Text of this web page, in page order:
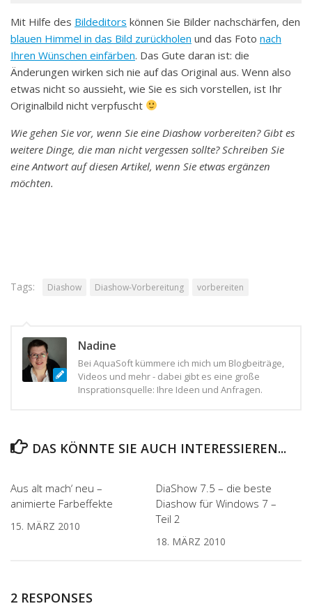
Mit Hilfe des Bildeditors können Sie Bilder nachschärfen, den
blauen Himmel in das Bild zurückholen und das Foto nach
Ihren Wünschen einfärben. Das Gute daran ist: die
Änderungen wirken sich nie auf das Original aus. Wenn also
etwas nicht so aussieht, wie Sie es sich vorstellen, ist Ihr
Originalbild nicht verpfuscht
Wie gehen Sie vor, wenn Sie eine Diashow vorbereiten? Gibt es
weitere Dinge, die man nicht vergessen sollte? Schreiben Sie
eine Antwort auf diesen Artikel, wenn Sie etwas ergänzen
möchten.
Tags: Diashow Diashow-Vorbereitung vorbereiten
Nadine
Bei AquaSoft kümmere ich mich um Blogbeiträge,
Videos und mehr - dabei gibt es eine große
Insprationsquelle: Ihre Ideen und Anfragen.
DAS KÖNNTE SIE AUCH INTERESSIEREN...
Aus alt mach‘ neu –
animierte Farbeffekte
15. MÄRZ 2010
DiaShow 7.5 – die beste
Diashow für Windows 7 –
Teil 2
18. MÄRZ 2010
2 RESPONSES